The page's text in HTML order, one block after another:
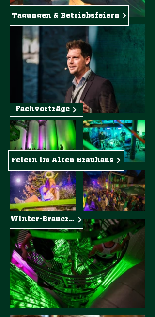
Fachvorträge
Feiern im Alten Brauhaus
Tagungen & Betriebsfeiern
Winter-Brauerei